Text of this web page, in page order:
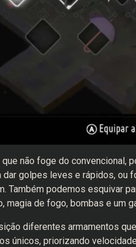
não foge do convencional,
golpes leves e rápidos, ou
Também podemos esquivar
magia de fogo, bombas e um
diferentes armamentos
únicos, priorizando